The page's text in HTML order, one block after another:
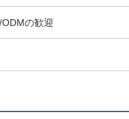
の歓迎